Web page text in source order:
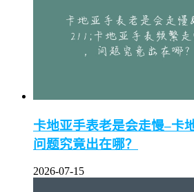
卡地亚手表老是会走慢–卡
问题究竟出在哪？
2026-07-15